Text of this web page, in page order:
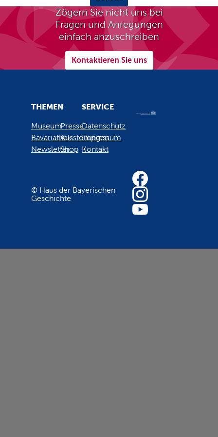
Zögern Sie nicht uns bei
Fragen und Anregungen
einfach anzuschreiben
Kontaktieren Sie uns
THEMEN
Museum
Bavariathek
Newsletter
Presse
Ausstellungen
Shop
SERVICE
Datenschutz
Impressum
Kontakt
© Haus der Bayerischen
Geschichte